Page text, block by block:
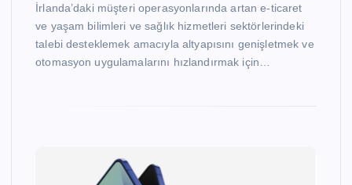
İrlanda’daki müşteri operasyonlarında artan e-ticaret
ve yaşam bilimleri ve sağlık hizmetleri sektörlerindeki
talebi desteklemek amacıyla altyapısını genişletmek ve
otomasyon uygulamalarını hızlandırmak için…